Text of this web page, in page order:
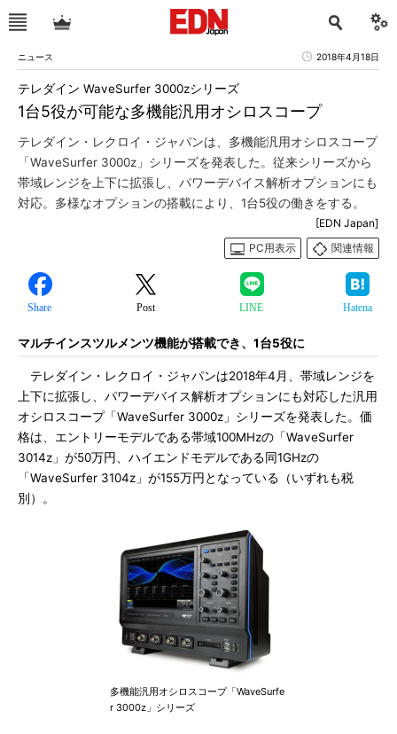
ニュース 2018年4月18日
1台5役が可能な多機能汎用オシロスコープ
テレダイン WaveSurfer 3000zシリーズ
テレダイン・レクロイ・ジャパンは、多機能汎用オシロスコープ
「WaveSurfer 3000z」シリーズを発表した。従来シリーズから
帯域レンジを上下に拡張し、パワーデバイス解析オプションにも
対応。多様なオプションの搭載により、1台5役の働きをする。
[EDN Japan]
PC用表示
関連情報
Share Post LINE Hatena
マルチインスツルメンツ機能が搭載でき、1台5役に
テレダイン・レクロイ・ジャパンは2018年4月、帯域レンジを
上下に拡張し、パワーデバイス解析オプションにも対応した汎用
オシロスコープ「WaveSurfer 3000z」シリーズを発表した。価
格は、エントリーモデルである帯域100MHzの「WaveSurfer
3014z」が50万円、ハイエンドモデルである同1GHzの
「WaveSurfer 3104z」が155万円となっている（いずれも税
別）。
多機能汎用オシロスコープ「WaveSurfe
r 3000z」シリーズ